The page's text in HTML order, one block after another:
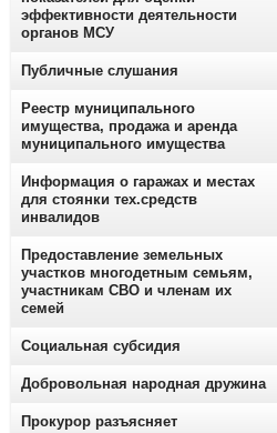
эффективности деятельности
органов МСУ
Публичные слушания
Реестр муниципального
имущества, продажа и аренда
муниципального имущества
Информация о гаражах и местах
для стоянки тех.средств
инвалидов
Предоставление земельных
участков многодетным семьям,
участникам СВО и членам их
семей
Социальная субсидия
Добровольная народная дружина
Прокурор разъясняет